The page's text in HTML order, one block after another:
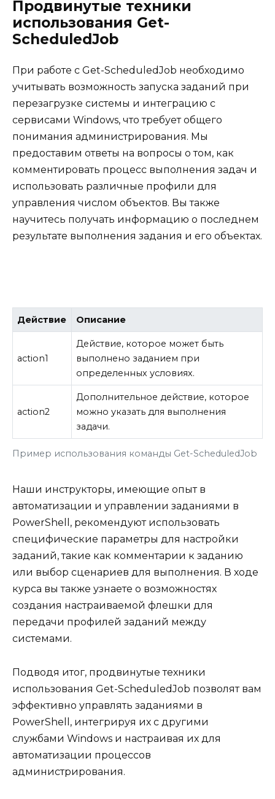
Продвинутые техники
использования Get-
ScheduledJob
При работе с Get-ScheduledJob необходимо
учитывать возможность запуска заданий при
перезагрузке системы и интеграцию с
сервисами Windows, что требует общего
понимания администрирования. Мы
предоставим ответы на вопросы о том, как
комментировать процесс выполнения задач и
использовать различные профили для
управления числом объектов. Вы также
научитесь получать информацию о последнем
результате выполнения задания и его объектах.
Пример использования команды Get-ScheduledJob
Действие Описание
action1
Действие, которое может быть
выполнено заданием при
определенных условиях.
action2
Дополнительное действие, которое
можно указать для выполнения
задачи.
Наши инструкторы, имеющие опыт в
автоматизации и управлении заданиями в
PowerShell, рекомендуют использовать
специфические параметры для настройки
заданий, такие как комментарии к заданию
или выбор сценариев для выполнения. В ходе
курса вы также узнаете о возможностях
создания настраиваемой флешки для
передачи профилей заданий между
системами.
Подводя итог, продвинутые техники
использования Get-ScheduledJob позволят вам
эффективно управлять заданиями в
PowerShell, интегрируя их с другими
службами Windows и настраивая их для
автоматизации процессов
администрирования.